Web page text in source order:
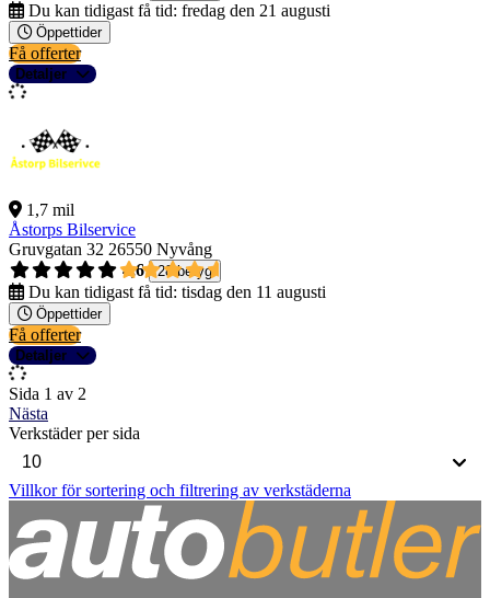
Du kan tidigast få tid: fredag den 21 augusti
Öppettider
Få offerter
Detaljer
1,7 mil
Åstorps Bilservice
Gruvgatan 32 26550 Nyvång
4,6
28 betyg
Du kan tidigast få tid: tisdag den 11 augusti
Öppettider
Få offerter
Detaljer
Sida 1 av 2
Nästa
Verkstäder per sida
Villkor för sortering och filtrering av verkstäderna